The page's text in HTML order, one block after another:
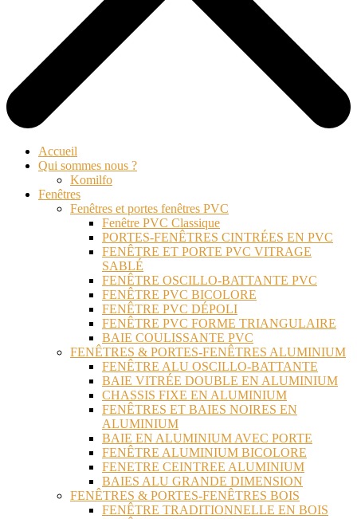
Accueil
Qui sommes nous ?
Komilfo
Fenêtres
Fenêtres et portes fenêtres PVC
Fenêtre PVC Classique
PORTES-FENÊTRES CINTRÉES EN PVC
FENÊTRE ET PORTE PVC VITRAGE
SABLÉ
FENÊTRE OSCILLO-BATTANTE PVC
FENÊTRE PVC BICOLORE
FENÊTRE PVC DÉPOLI
FENÊTRE PVC FORME TRIANGULAIRE
BAIE COULISSANTE PVC
FENÊTRES & PORTES-FENÊTRES ALUMINIUM
FENÊTRE ALU OSCILLO-BATTANTE
BAIE VITRÉE DOUBLE EN ALUMINIUM
CHASSIS FIXE EN ALUMINIUM
FENÊTRES ET BAIES NOIRES EN
ALUMINIUM
BAIE EN ALUMINIUM AVEC PORTE
FENÊTRE ALUMINIUM BICOLORE
FENETRE CEINTREE ALUMINIUM
BAIES ALU GRANDE DIMENSION
FENÊTRES & PORTES-FENÊTRES BOIS
FENÊTRE TRADITIONNELLE EN BOIS